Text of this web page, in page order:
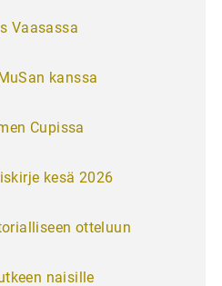
Vaasassa
kanssa
Cupissa
kesä 2026
otteluun
naisille